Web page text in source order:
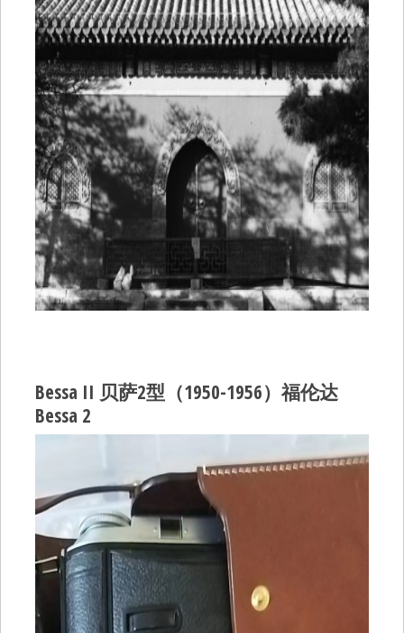
Bessa II 贝萨2型（1950-1956）福伦达
Bessa 2